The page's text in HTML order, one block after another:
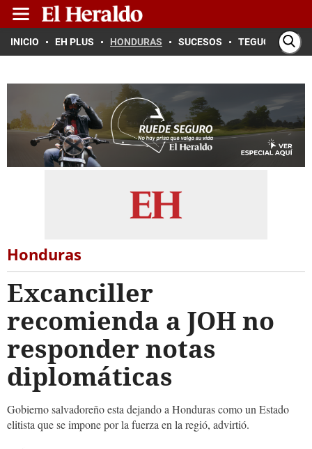
INICIO EH PLUS HONDURAS SUCESOS TEGUCIGALPA
Honduras
Excanciller
recomienda a JOH no
responder notas
diplomáticas
Gobierno salvadoreño esta dejando a Honduras como un Estado
elitista que se impone por la fuerza en la regió, advirtió.